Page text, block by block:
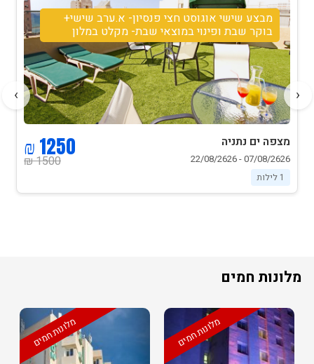
מבצע שישי אוגוסט חצי פנסיון- א.ערב שישי+
בוקר שבת ופינוי במוצאי שבת- מקלט במלון
מצפה ים נתניה
07/08/2626 - 22/08/2626
1 לילות
1500 ₪
1250 ₪
‹
›
מלונות חמים
מלונות חמים מלונות חמים